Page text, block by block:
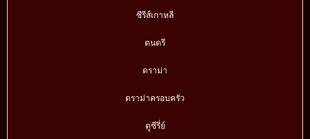
ซีรีส์เกาหลี
ดนตรี
ดราม่า
ดราม่าครอบครัว
ดูซีรี่ย์